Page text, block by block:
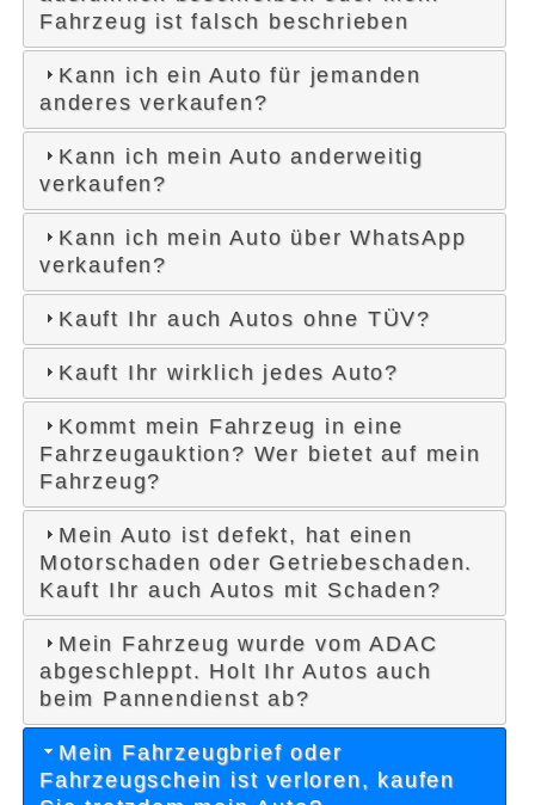
Fahrzeug ist falsch beschrieben
Kann ich ein Auto für jemanden
anderes verkaufen?
Kann ich mein Auto anderweitig
verkaufen?
Kann ich mein Auto über WhatsApp
verkaufen?
Kauft Ihr auch Autos ohne TÜV?
Kauft Ihr wirklich jedes Auto?
Kommt mein Fahrzeug in eine
Fahrzeugauktion? Wer bietet auf mein
Fahrzeug?
Mein Auto ist defekt, hat einen
Motorschaden oder Getriebeschaden.
Kauft Ihr auch Autos mit Schaden?
Mein Fahrzeug wurde vom ADAC
abgeschleppt. Holt Ihr Autos auch
beim Pannendienst ab?
Mein Fahrzeugbrief oder
Fahrzeugschein ist verloren, kaufen